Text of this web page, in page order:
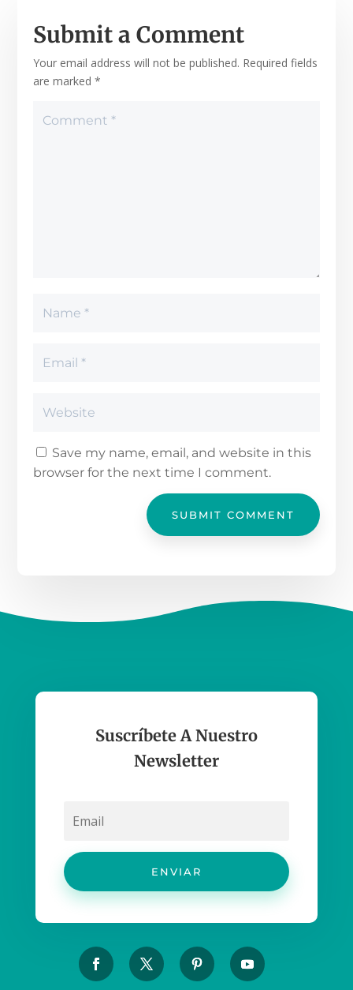
Submit a Comment
Your email address will not be published. Required fields
are marked*
Save my name, email, and website in this
browser for the next time I comment.
SUBMIT COMMENT
Suscríbete A Nuestro
Newsletter
ENVIAR